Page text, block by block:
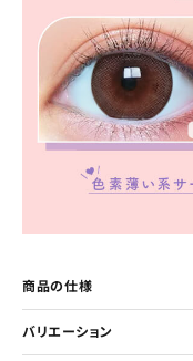
商品の仕様
バリエーション